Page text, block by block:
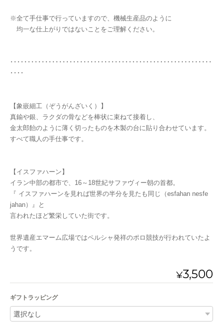
※全て手仕事で行っていますので、機械生産品のように
均一な仕上がりではないことをご理解ください。
･･････････････････････････････････････････････････････････
････
【象嵌細工（ぞうがんざいく）】
真鍮や銀、ラクダの骨などを棒状に束ねて接着し、
金太郎飴のように薄く切ったものを木製の台に貼り合わせています。
すべて職人の手仕事です。
【イスファハーン】
イラン中部の都市で、16～18世紀サファヴィー朝の首都。
『 イスファハーンを見れば世界の半分を見たも同じ（esfahan nesfe
jahan）』と
言われたほど繁栄していた街です。
世界遺産エマーム広場ではペルシャ発祥のポロ競技が行われていたよ
うです。
¥3,500
ギフトラッピング